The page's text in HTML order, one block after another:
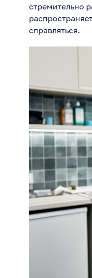
стремительно
справляться.